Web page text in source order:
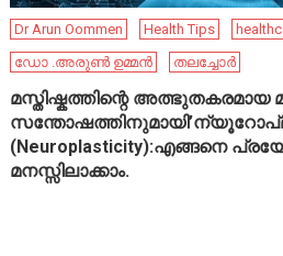
Dr Arun Oommen Health Tips
ഡോ .അരുൺ ഉമ്മൻ
തലച്ചോർ
മസ്തിഷ്കത്തിന്റെ അത്ഭുതകരമായ
(Neuroplasticity):എങ്ങനെ
മനസ്സിലാക്കാം.